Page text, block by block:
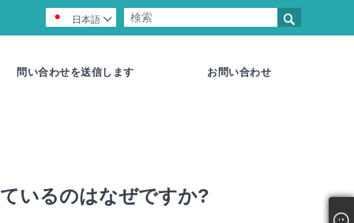

日本語 
問い合わせを送信します お問い合わせ
いるのはなぜですか?